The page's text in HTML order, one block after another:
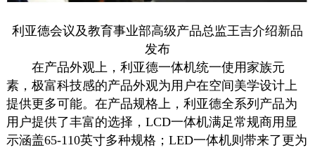
利亚德会议及教育事业部高级产品总监王吉介绍新品
发布
在产品外观上，利亚德一体机统一使用家族元
素，极富科技感的产品外观为用户在空间美学设计上
提供更多可能。在产品规格上，利亚德全系列产品为
用户提供了丰富的选择，LCD一体机满足常规商用显
示涵盖65-110英寸多种规格；LED一体机则带来了更为